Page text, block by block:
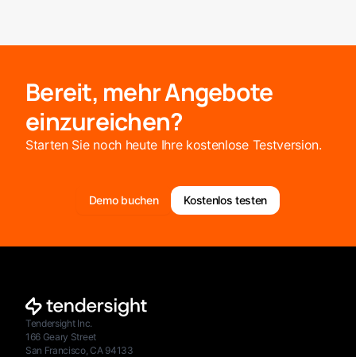
Bereit, mehr Angebote
einzureichen?
Starten Sie noch heute Ihre kostenlose Testversion.
Demo buchen Kostenlos testen
Tendersight Inc.
166 Geary Street
San Francisco, CA 94133